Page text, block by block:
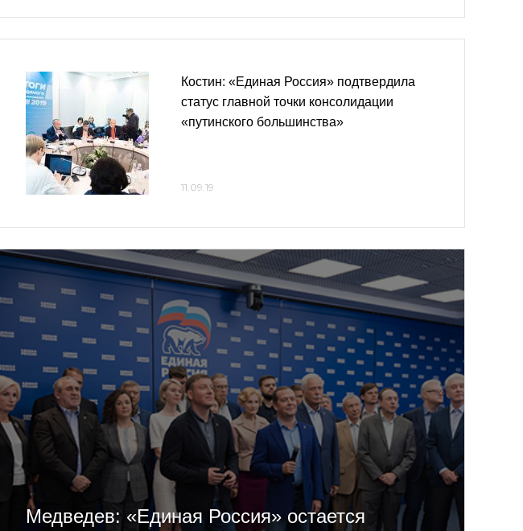
Костин: «Единая Россия» подтвердила
статус главной точки консолидации
«путинского большинства»
11.09.19
Медведев: «Единая Россия» остается